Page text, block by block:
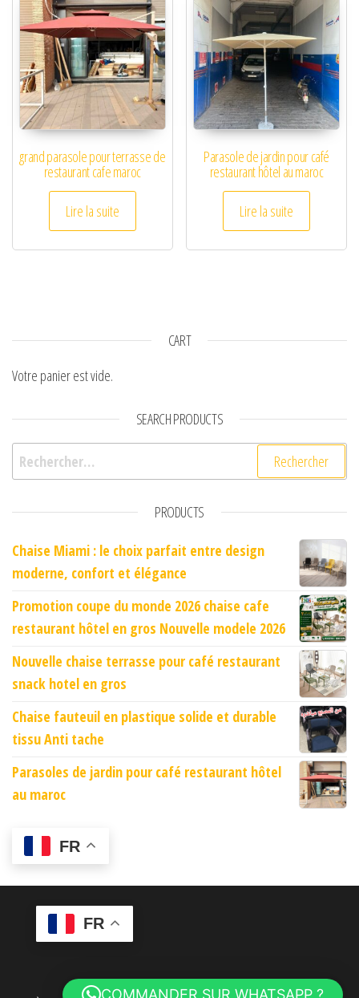
grand parasole pour terrasse de
restaurant cafe maroc
Lire la suite
Parasole de jardin pour café
restaurant hôtel au maroc
Lire la suite
CART
Votre panier est vide.
SEARCH PRODUCTS
Rechercher :
PRODUCTS
Chaise Miami : le choix parfait entre design
moderne, confort et élégance
Promotion coupe du monde 2026 chaise cafe
restaurant hôtel en gros Nouvelle modele 2026
Nouvelle chaise terrasse pour café restaurant
snack hotel en gros
Chaise fauteuil en plastique solide et durable
tissu Anti tache
Parasoles de jardin pour café restaurant hôtel
au maroc
FR
FR
COMMANDER SUR WHATSAPP ?